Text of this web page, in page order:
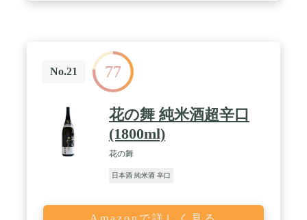
No.21 77
花の舞 純米酒超辛口
(1800ml)
花の舞
日本酒 純米酒 辛口